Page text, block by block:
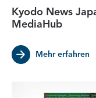
Kyodo News
MediaHub
Mehr erfahren